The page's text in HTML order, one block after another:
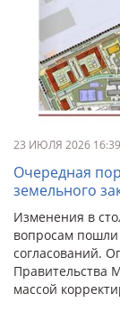
23 ИЮЛЯ 2026 16:39
Очередная
земельного
Изменения в
вопросам
согласований.
Правительства
массой